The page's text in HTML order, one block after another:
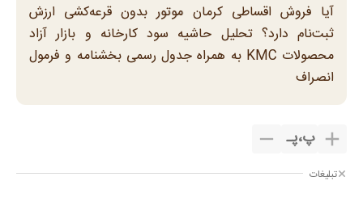
آیا فروش اقساطی کرمان موتور بدون قرعه‌کشی ارزش
ثبت‌نام دارد؟ تحلیل حاشیه سود کارخانه و بازار آزاد
محصولات KMC به همراه جدول رسمی بخشنامه و فرمول
انصراف
پ،پـ
تبلیغات